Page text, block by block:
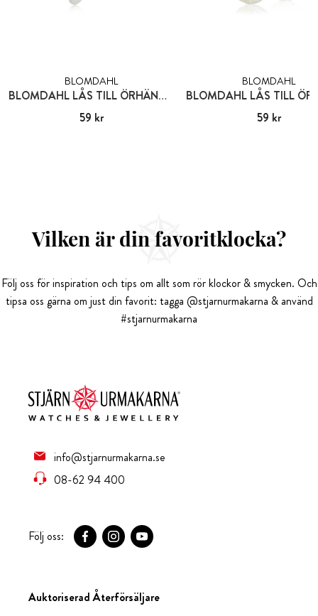
BLOMDAHL
BLOMDAHL LÅS TILL ÖRHÄNGEN PLAST
Pris: 59 kr
59 kr
BLOMDAHL
Pris: 59 kr
59 kr
Vilken är din favoritklocka?
Följ oss för inspiration och tips om allt som rör klockor & smycken. Och
tipsa oss gärna om just din favorit: tagga @stjarnurmakarna & använd
#stjarnurmakarna
info@stjarnurmakarna.se
08-62 94 400
Följ oss:
Auktoriserad Återförsäljare